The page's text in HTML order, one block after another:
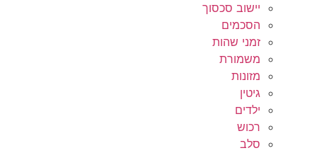
יישוב סכסוך
הסכמים
זמני שהות
משמורת
מזונות
גיטין
ילדים
רכוש
סלב